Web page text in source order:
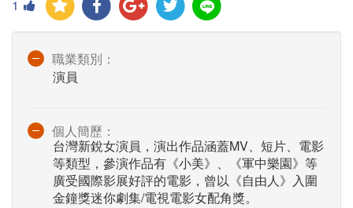
1
職業類別：
演員
個人簡歷：
台灣新銳女演員，演出作品涵蓋MV、短片、電影
等類型，參演作品有《小美》、《軍中樂園》等
廣受國際影展好評的電影，曾以《自由人》入圍
金鐘獎迷你劇集/電視電影女配角獎。